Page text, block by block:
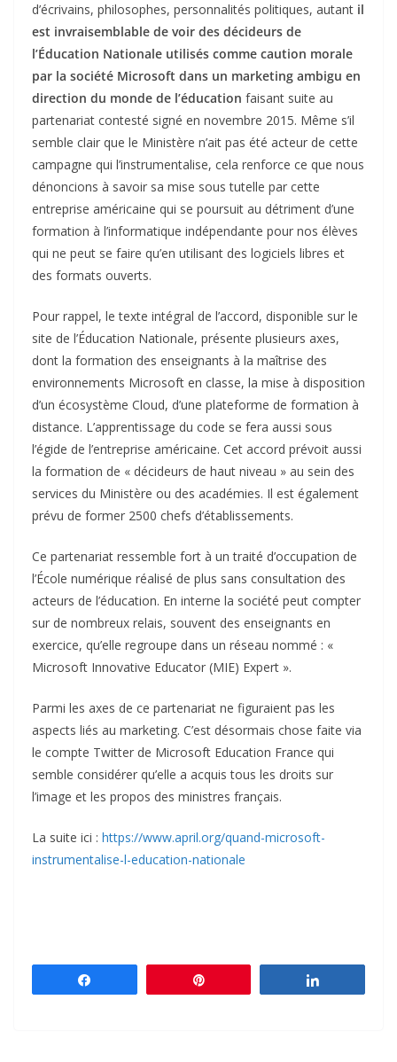
d’écrivains, philosophes, personnalités politiques, autant il
est invraisemblable de voir des décideurs de
l’Éducation Nationale utilisés comme caution morale
par la société Microsoft dans un marketing ambigu en
direction du monde de l’éducation faisant suite au
partenariat contesté signé en novembre 2015. Même s’il
semble clair que le Ministère n’ait pas été acteur de cette
campagne qui l’instrumentalise, cela renforce ce que nous
dénoncions à savoir sa mise sous tutelle par cette
entreprise américaine qui se poursuit au détriment d’une
formation à l’informatique indépendante pour nos élèves
qui ne peut se faire qu’en utilisant des logiciels libres et
des formats ouverts.
Pour rappel, le texte intégral de l’accord, disponible sur le
site de l’Éducation Nationale, présente plusieurs axes,
dont la formation des enseignants à la maîtrise des
environnements Microsoft en classe, la mise à disposition
d’un écosystème Cloud, d’une plateforme de formation à
distance. L’apprentissage du code se fera aussi sous
l’égide de l’entreprise américaine. Cet accord prévoit aussi
la formation de « décideurs de haut niveau » au sein des
services du Ministère ou des académies. Il est également
prévu de former 2500 chefs d’établissements.
Ce partenariat ressemble fort à un traité d’occupation de
l’École numérique réalisé de plus sans consultation des
acteurs de l’éducation. En interne la société peut compter
sur de nombreux relais, souvent des enseignants en
exercice, qu’elle regroupe dans un réseau nommé : «
Microsoft Innovative Educator (MIE) Expert ».
Parmi les axes de ce partenariat ne figuraient pas les
aspects liés au marketing. C’est désormais chose faite via
le compte Twitter de Microsoft Education France qui
semble considérer qu’elle a acquis tous les droits sur
l’image et les propos des ministres français.
La suite ici : https://www.april.org/quand-microsoft-
instrumentalise-l-education-nationale